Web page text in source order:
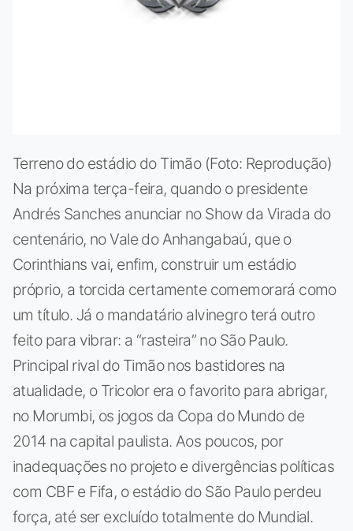
Terreno do estádio do Timão (Foto: Reprodução)
Na próxima terça-feira, quando o presidente
Andrés Sanches anunciar no Show da Virada do
centenário, no Vale do Anhangabaú, que o
Corinthians vai, enfim, construir um estádio
próprio, a torcida certamente comemorará como
um título. Já o mandatário alvinegro terá outro
feito para vibrar: a “rasteira” no São Paulo.
Principal rival do Timão nos bastidores na
atualidade, o Tricolor era o favorito para abrigar,
no Morumbi, os jogos da Copa do Mundo de
2014 na capital paulista. Aos poucos, por
inadequações no projeto e divergências políticas
com CBF e Fifa, o estádio do São Paulo perdeu
força, até ser excluído totalmente do Mundial.